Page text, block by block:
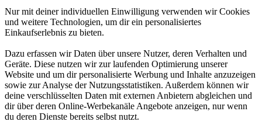
Nur mit deiner individuellen Einwilligung verwenden wir Cookies
und weitere Technologien, um dir ein personalisiertes
Einkaufserlebnis zu bieten.
Dazu erfassen wir Daten über unsere Nutzer, deren Verhalten und
Geräte. Diese nutzen wir zur laufenden Optimierung unserer
Website und um dir personalisierte Werbung und Inhalte anzuzeigen
sowie zur Analyse der Nutzungsstatistiken. Außerdem können wir
deine verschlüsselten Daten mit externen Anbietern abgleichen und
dir über deren Online-Werbekanäle Angebote anzeigen, nur wenn
du deren Dienste bereits selbst nutzt.